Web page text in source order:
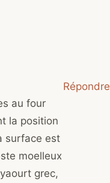
au four
la position
surface est
moelleux
grec,
Répondre